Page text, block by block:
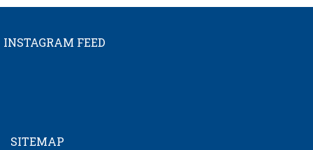
INSTAGRAM FEED
SITEMAP